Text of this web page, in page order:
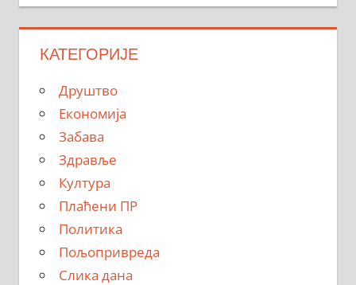
КАТЕГОРИЈЕ
Друштво
Економија
Забава
Здравље
Култура
Плаћени ПР
Политика
Пољопривреда
Слика дана